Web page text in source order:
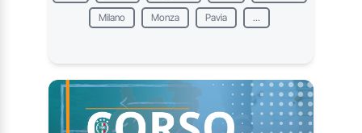
Milano Monza Pavia ...